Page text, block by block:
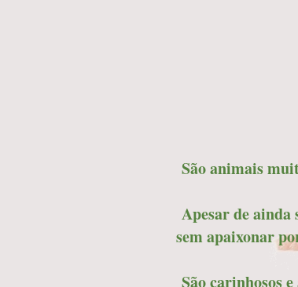
São animais
Apesar de ainda
sem apaixonar
São carinhosos